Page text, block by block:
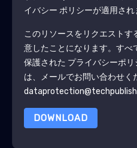
イバシー ポリシーが適用され
このリソースをリクエストす
意したことになります。すべ
保護された プライバシーポリ
は、メールでお問い合わせく
DOWNLOAD